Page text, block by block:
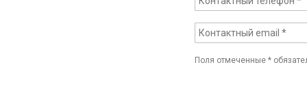
Поля отмеченные*